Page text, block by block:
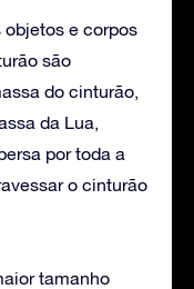
objetos e corpos
são
do cinturão,
da Lua,
por toda a
o cinturão
tamanho